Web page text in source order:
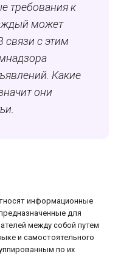
требования к
может
связи с этим
Какие
они
информационные
для
между собой путем
и самостоятельного
по их